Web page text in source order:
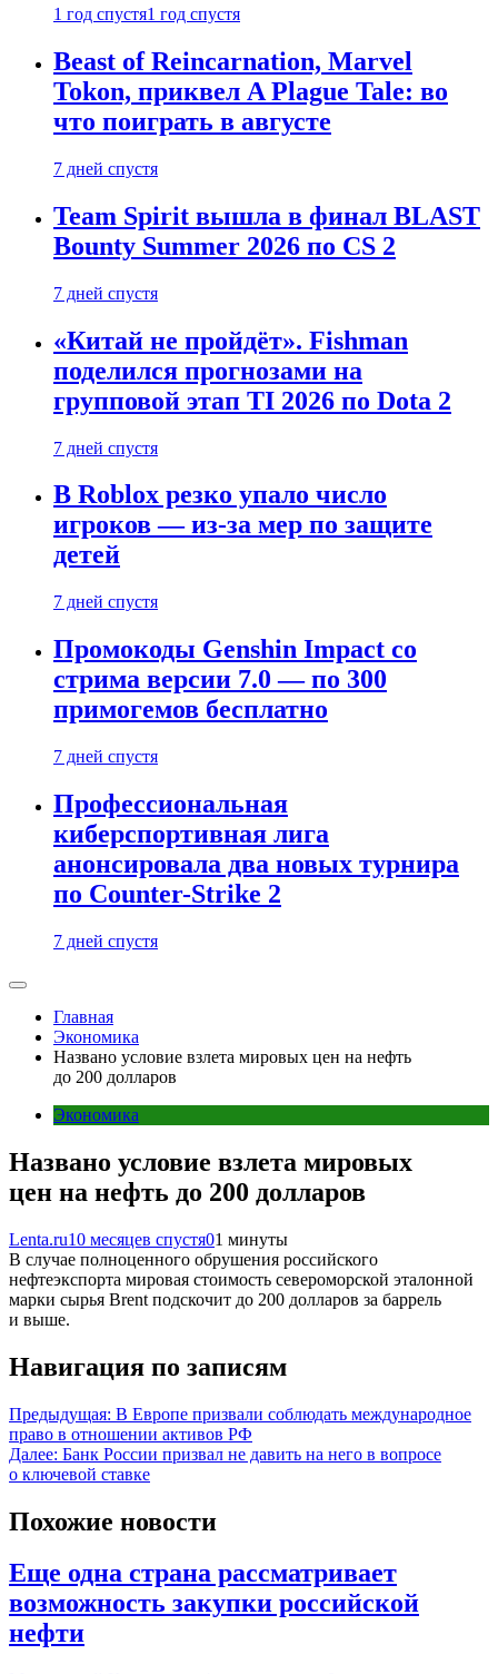
1 год спустя1 год спустя
Beast of Reincarnation, Marvel
Tokon, приквел A Plague Tale: во
что поиграть в августе
7 дней спустя
Team Spirit вышла в финал BLAST
Bounty Summer 2026 по CS 2
7 дней спустя
«Китай не пройдёт». Fishman
поделился прогнозами на
групповой этап TI 2026 по Dota 2
7 дней спустя
В Roblox резко упало число
игроков — из-за мер по защите
детей
7 дней спустя
Промокоды Genshin Impact со
стрима версии 7.0 — по 300
примогемов бесплатно
7 дней спустя
Профессиональная
киберспортивная лига
анонсировала два новых турнира
по Counter-Strike 2
7 дней спустя
Главная
Экономика
Названо условие взлета мировых цен на нефть
до 200 долларов
Экономика
Названо условие взлета мировых
цен на нефть до 200 долларов
Lenta.ru10 месяцев спустя01 минуты
В случае полноценного обрушения российского
нефтеэкспорта мировая стоимость североморской эталонной
марки сырья Brent подскочит до 200 долларов за баррель
и выше.
Навигация по записям
Предыдущая: В Европе призвали соблюдать международное
право в отношении активов РФ
Далее: Банк России призвал не давить на него в вопросе
о ключевой ставке
Похожие новости
Еще одна страна рассматривает
возможность закупки российской
нефти